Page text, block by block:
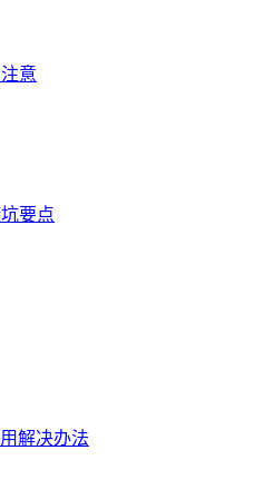
意
要点
解决办法